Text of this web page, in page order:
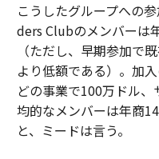
こうしたグループへの
ders Clubのメンバーは
（ただし、早期参加で
より低額である）。加
どの事業で100万ドル
均的なメンバーは年商
と、ミードは言う。